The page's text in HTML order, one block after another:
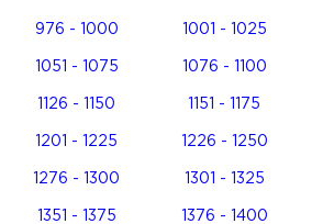
976 - 1000 1001 - 1025
1051 - 1075 1076 - 1100
1126 - 1150 1151 - 1175
1201 - 1225 1226 - 1250
1276 - 1300 1301 - 1325
1351 - 1375 1376 - 1400